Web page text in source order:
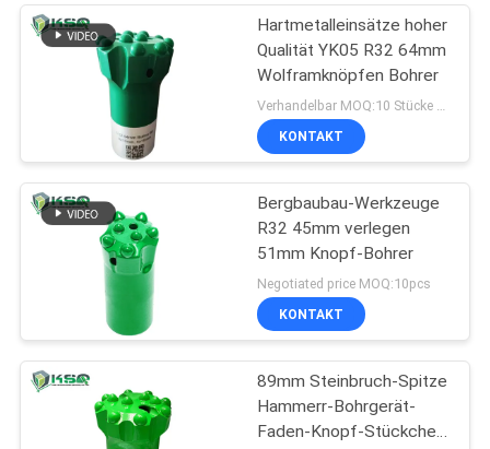
Hartmetalleinsätze hoher
Qualität YK05 R32 64mm
Wolframknöpfen Bohrer
KONTAKT
Bergbaubau-Werkzeuge
R32 45mm verlegen
51mm Knopf-Bohrer
Negotiated price MOQ:10pcs
KONTAKT
89mm Steinbruch-Spitze
Hammerr-Bohrgerät-
Faden-Knopf-Stückchen